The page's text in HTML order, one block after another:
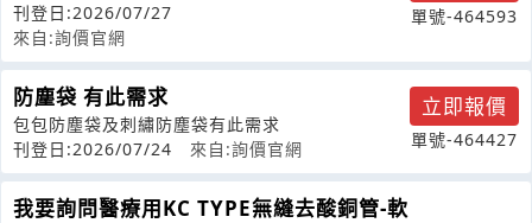
1.5tx1850Lx720P
刊登日:2026/07/27
來自:詢價官網
單號-464593
防塵袋 有此需求
包包防塵袋及刺繡防塵袋有此需求
刊登日:2026/07/24
來自:詢價官網
立即報價
單號-464427
我要詢問醫療用KC TYPE無縫去酸銅管-軟